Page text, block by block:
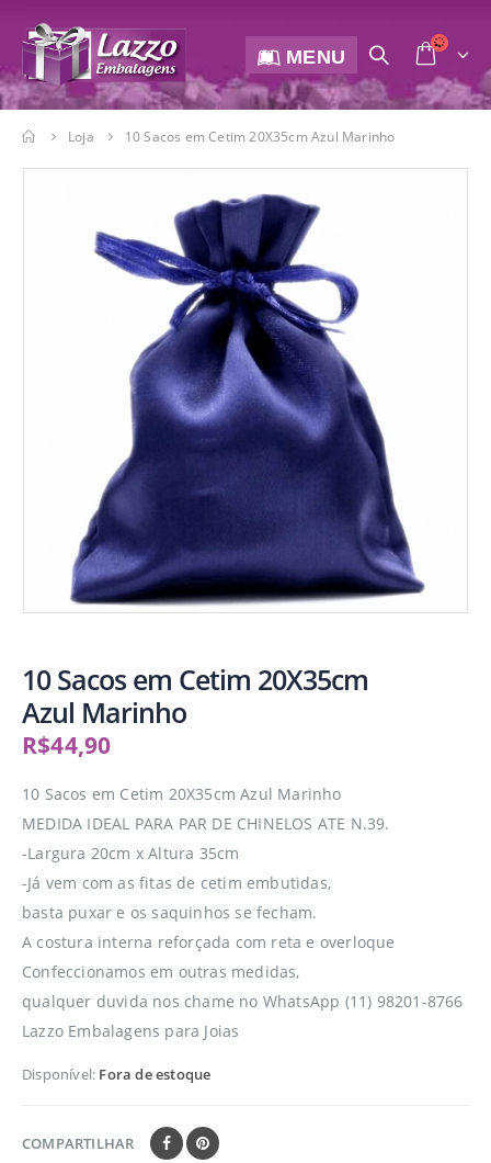
MENU
Loja 10 Sacos em Cetim 20X35cm Azul Marinho
10 Sacos em Cetim 20X35cm
Azul Marinho
R$44,90
10 Sacos em Cetim 20X35cm Azul Marinho
MEDIDA IDEAL PARA PAR DE CHINELOS ATE N.39.
-Largura 20cm x Altura 35cm
-Já vem com as fitas de cetim embutidas,
basta puxar e os saquinhos se fecham.
A costura interna reforçada com reta e overloque
Confeccionamos em outras medidas,
qualquer duvida nos chame no WhatsApp (11) 98201-8766
Lazzo Embalagens para Joias
Disponível: Fora de estoque
COMPARTILHAR